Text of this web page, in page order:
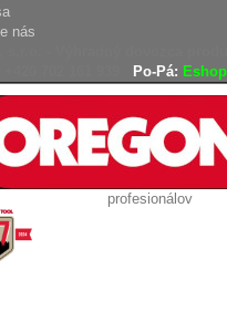
nás
Po-Pá:
profesionálov